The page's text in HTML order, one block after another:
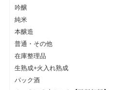
吟醸
純米
本醸造
普通・その他
在庫整理品
生熟成+火入れ熟成
パック酒